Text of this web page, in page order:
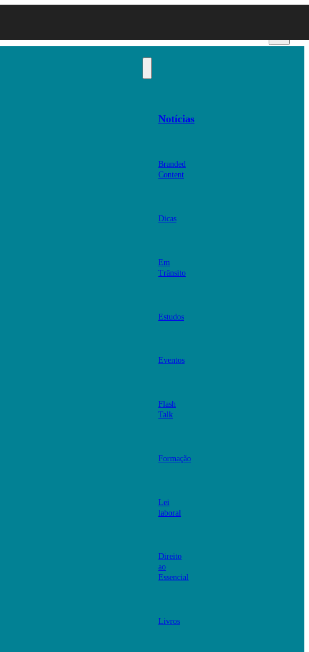
Notícias
Branded
Content
Dicas
Em
Trânsito
Estudos
Eventos
Flash
Talk
Formação
Lei
laboral
Direito
ao
Essencial
Livros